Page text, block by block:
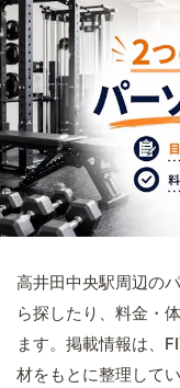
高井田中央駅周辺の
ら探したり、料金・
ます。掲載情報は、
材をもとに整理してい